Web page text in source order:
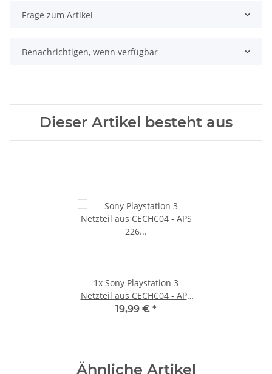
Frage zum Artikel
Benachrichtigen, wenn verfügbar
Dieser Artikel besteht aus
1x Sony Playstation 3
Netzteil aus CECHC04 - APS
226 Baugleich mit APS-227
19,99 € *
Ähnliche Artikel